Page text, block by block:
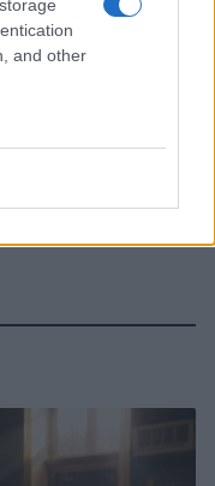
and other